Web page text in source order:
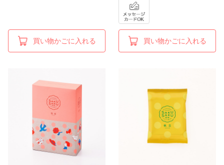
買い物かごに入れる 買い物かごに入れる